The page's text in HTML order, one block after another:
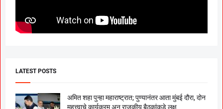
LATEST POSTS
अमित शहा पुन्हा महाराष्ट्रात; पुण्यानंतर आता मुंबई दौरा, दोन
महत्त्वाचे कार्यक्रम अन् राजकीय बैठकांकडे लक्ष